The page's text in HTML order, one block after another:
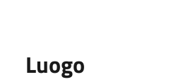
Luogo